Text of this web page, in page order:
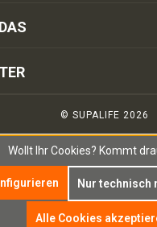
© SUPALIFE 2026
Wollt Ihr Cookies? Kommt
Nur technisch
Alle Cookies